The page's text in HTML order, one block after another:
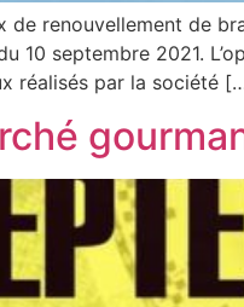
renouvellement de
10 septembre 2021.
réalisés par la société